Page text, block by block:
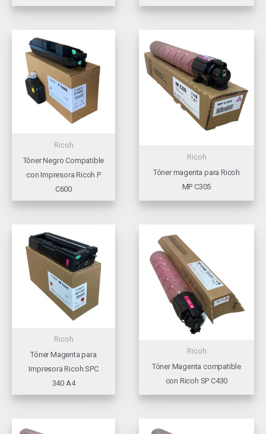
Ricoh
Tóner Negro Compatible
con Impresora Ricoh P
C600
Ricoh
Tóner magenta para Ricoh
MP C305
Ricoh
Tóner Magenta para
Impresora Ricoh SPC
340 A4
Ricoh
Tóner Magenta compatible
con Ricoh SP C430